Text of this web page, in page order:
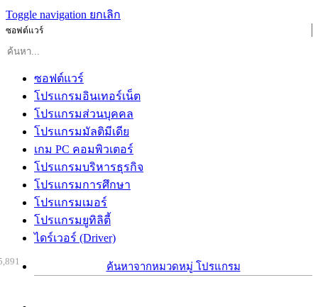
Toggle navigation ยกเลิก
ซอฟต์แวร์
ซอฟต์แวร์
โปรแกรมอินเทอร์เน็ต
โปรแกรมส่วนบุคคล
โปรแกรมมัลติมีเดีย
เกม PC คอมพิวเตอร์
โปรแกรมบริหารธุรกิจ
โปรแกรมการศึกษา
โปรแกรมเมอร์
โปรแกรมยูทิลิตี้
ไดร์เวอร์ (Driver)
ค้นหาจากหมวดหมู่ โปรแกรม